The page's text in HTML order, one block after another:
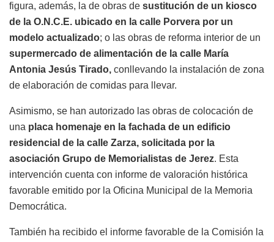
figura, además, la de obras de sustitución de un kiosco
de la O.N.C.E. ubicado en la calle Porvera por un
modelo actualizado; o las obras de reforma interior de un
supermercado de alimentación de la calle María
Antonia Jesús Tirado, conllevando la instalación de zona
de elaboración de comidas para llevar.
Asimismo, se han autorizado las obras de colocación de
una placa homenaje en la fachada de un edificio
residencial de la calle Zarza, solicitada por la
asociación Grupo de Memorialistas de Jerez. Esta
intervención cuenta con informe de valoración histórica
favorable emitido por la Oficina Municipal de la Memoria
Democrática.
También ha recibido el informe favorable de la Comisión la